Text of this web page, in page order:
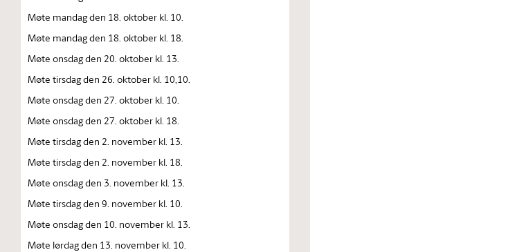
Møte mandag den 18. oktober kl. 10.
Møte mandag den 18. oktober kl. 18.
Møte onsdag den 20. oktober kl. 13.
Møte tirsdag den 26. oktober kl. 10,10.
Møte onsdag den 27. oktober kl. 10.
Møte onsdag den 27. oktober kl. 18.
Møte tirsdag den 2. november kl. 13.
Møte tirsdag den 2. november kl. 18.
Møte onsdag den 3. november kl. 13.
Møte tirsdag den 9. november kl. 10.
Møte onsdag den 10. november kl. 13.
Møte lørdag den 13. november kl. 10.